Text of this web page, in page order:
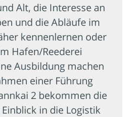
Alt, die Interesse an
und die Abläufe im
kennenlernen oder
Hafen/Reederei
Ausbildung machen
einer Führung
2 bekommen die
in die Logistik